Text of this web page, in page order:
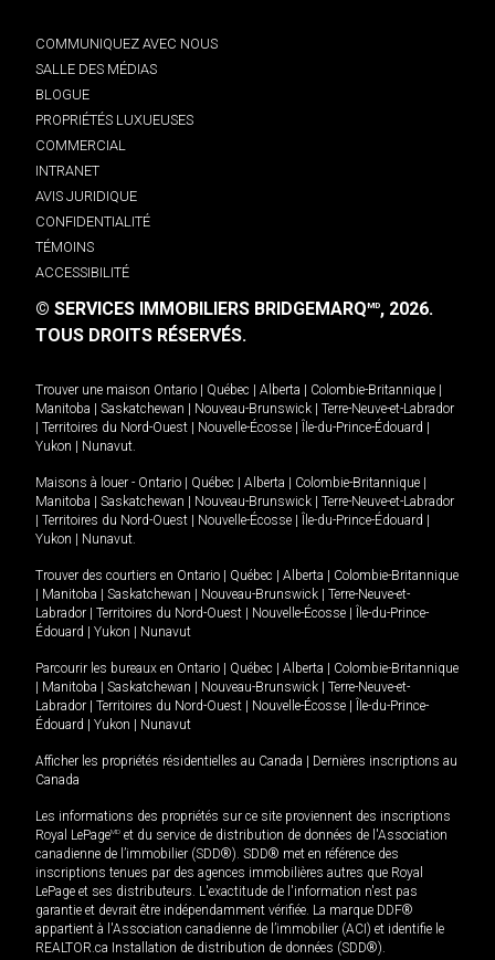
COMMUNIQUEZ AVEC NOUS
SALLE DES MÉDIAS
BLOGUE
PROPRIÉTÉS LUXUEUSES
COMMERCIAL
INTRANET
AVIS JURIDIQUE
CONFIDENTIALITÉ
TÉMOINS
ACCESSIBILITÉ
© SERVICES IMMOBILIERS BRIDGEMARQMD, 2026.
TOUS DROITS RÉSERVÉS.
Trouver une maison Ontario Québec Alberta Colombie-Britannique
Manitoba
Saskatchewan Nouveau-Brunswick
Terre-Neuve-et-Labrador
Territoires du Nord-Ouest Nouvelle-Écosse Île-du-Prince-Édouard
Yukon
Nunavut.
Maisons à louer - Ontario Québec Alberta Colombie-Britannique
Manitoba
Saskatchewan Nouveau-Brunswick
Terre-Neuve-et-Labrador
Territoires du Nord-Ouest Nouvelle-Écosse Île-du-Prince-Édouard
Yukon
Nunavut.
Trouver des courtiers en Ontario Québec Alberta
Colombie-Britannique
Manitoba Saskatchewan Nouveau-Brunswick
Terre-Neuve-et-
Labrador
Territoires du Nord-Ouest Nouvelle-Écosse
Île-du-Prince-
Édouard
Yukon Nunavut
Parcourir les bureaux en Ontario Québec Alberta
Colombie-Britannique
Manitoba Saskatchewan Nouveau-Brunswick
Terre-Neuve-et-
Labrador
Territoires du Nord-Ouest Nouvelle-Écosse
Île-du-Prince-
Édouard
Yukon Nunavut
Afficher les propriétés résidentielles au Canada
Dernières inscriptions au
Canada
Les informations des propriétés sur ce site proviennent des inscriptions
Royal LePageMD et du service de distribution de données de l'Association
canadienne de l’immobilier (SDD®). SDD® met en référence des
inscriptions tenues par des agences immobilières autres que Royal
LePage et ses distributeurs. L'exactitude de l'information n'est pas
garantie et devrait être indépendamment vérifiée. La marque DDF®
appartient à l'Association canadienne de l’immobilier (ACI) et identifie le
REALTOR.ca Installation de distribution de données (SDD®).